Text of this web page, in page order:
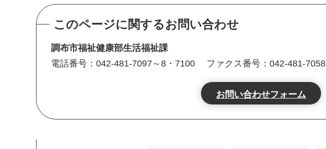
このページに関するお問い合わせ
調布市福祉健康部生活福祉課
電話番号：042-481-7097～8・7100
ファクス番号：042-481-7058